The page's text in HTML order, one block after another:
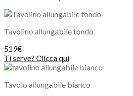
Tavolino allungabile tondo
519€
Ti serve? Clicca qui
Tavolo allungabile bianco